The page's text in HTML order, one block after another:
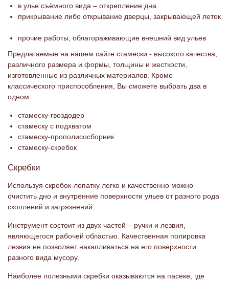
в улье съёмного вида – открепление дна
прикрывание либо открывание дверцы, закрывающей леток
прочие работы, облагораживающие внешний вид ульев
Предлагаемые на нашем сайте стамески - высокого качества,
различного размера и формы, толщины и жесткости,
изготовленные из различных материалов. Кроме
классического приспособления, Вы сможете выбрать два в
одном:
стамеску-гвоздодер
стамеску с подхватом
стамеску-прополисосборник
стамеску-скребок
Скребки
Используя скребок-лопатку легко и качественно можно
очистить дно и внутренние поверхности ульев от разного рода
скоплений и загрязнений.
Инструмент состоит из двух частей – ручки и лезвия,
являющегося рабочей областью. Качественная полировка
лезвия не позволяет накапливаться на его поверхности
разного вида мусору.
Наиболее полезными скребки оказываются на пасеке, где